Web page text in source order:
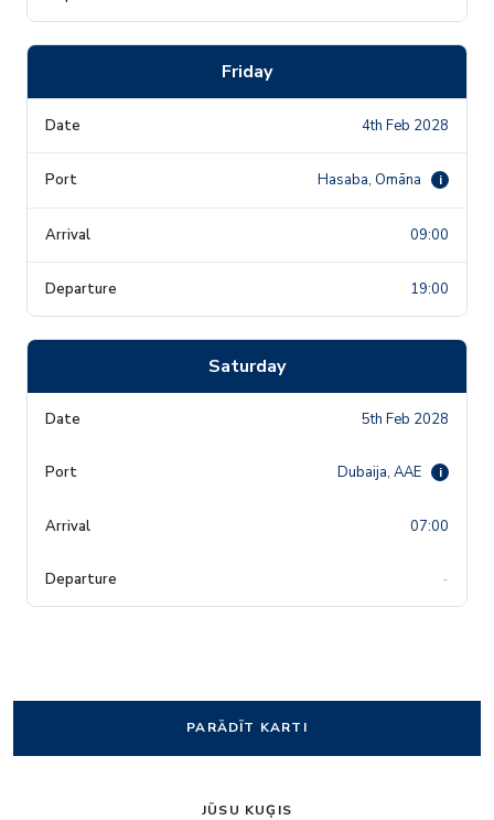
Friday
4th Feb 2028
Hasaba, Omāna i
09:00
19:00
Saturday
5th Feb 2028
Dubaija, AAE i
07:00
-
PARĀDĪT KARTI
JŪSU KUĢIS